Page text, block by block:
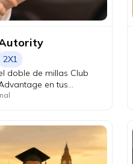
2X1
doble de millas Club
en tus
superiores a $50 y